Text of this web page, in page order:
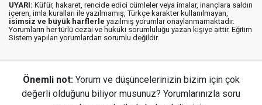
UYARI: Küfür, hakaret, rencide edici cümleler veya imalar, inançlara saldırı
içeren, imla kuralları ile yazılmamış, Türkçe karakter kullanılmayan,
isimsiz ve büyük harflerle yazılmış yorumlar onaylanmamaktadır.
Yorumların her türlü cezai ve hukuki sorumluluğu yazan kişiye aittir. Eğitim
Sistem yapılan yorumlardan sorumlu değildir.
Önemli not: Yorum ve düşüncelerinizin bizim için çok
değerli olduğunu biliyor musunuz? Yorumlarınızla soru